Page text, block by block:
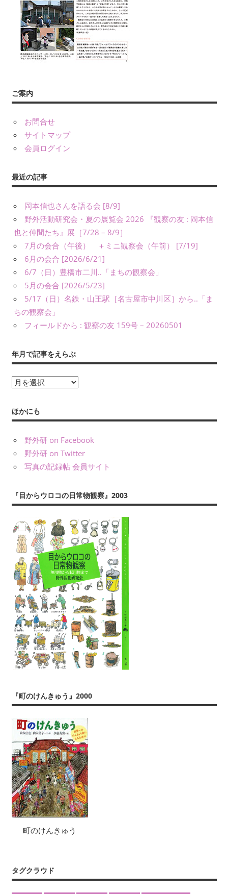
回
刊
行
す
る
『フ
ー
ル
ド
観
の
友』
や
書
籍、
示、
ワ
ー
シ
ョ
ッ
プ・
演
義）
な
ど
り、
表
し
て
い
ま
す。
ご案内
お問合せ
サイトマップ
会員ログイン
最近の記事
岡本信也さんを語る会 [8/9]
野外活動研究会・夏の展覧会 2026 『観察の友 : 岡本信
也と仲間たち』展［7/28 – 8/9］
7月の会合（午後） ＋ミニ観察会（午前） [7/19]
6月の会合 [2026/6/21]
6/7（日）豊橋市二川..「まちの観察会」
5月の会合 [2026/5/23]
5/17（日）名鉄・山王駅［名古屋市中川区］から..「ま
ちの観察会」
フィールドから : 観察の友 159号 – 20260501
年月で記事をえらぶ
年
で
記
ほかにも
野外研 on Facebook
野外研 on Twitter
写真の記録帖 会員サイト
『目からウロコの日常物観察』2003
『町のけんきゅう』2000
町のけんきゅう
タグクラウド